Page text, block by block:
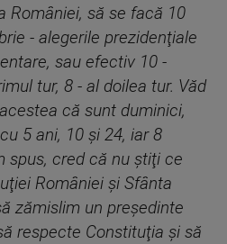
României, să se facă 10
- alegerile prezidenţiale
sau efectiv 10 -
tur, 8 - al doilea tur. Văd
că sunt duminici,
5 ani, 10 şi 24, iar 8
spus, cred că nu ştiţi ce
României şi Sfânta
zămislim un preşedinte
respecte Constituţia şi să